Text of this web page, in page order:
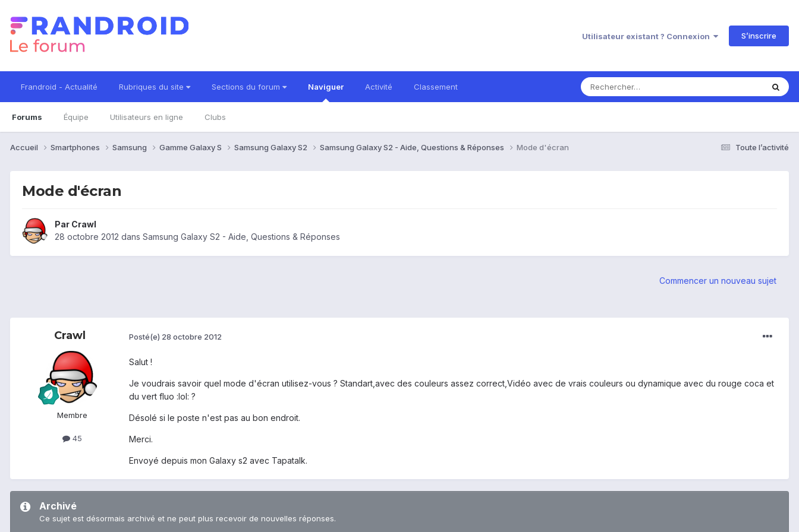
Utilisateur existant ? Connexion S’inscrire
Frandroid - Actualité Rubriques du site Sections du forum Naviguer
Forums Équipe Utilisateurs en ligne Clubs
Activité Classement
Toute l’activité
Accueil Smartphones Samsung Gamme Galaxy S Samsung Galaxy S2 Samsung Galaxy S2 - Aide, Questions & Réponses Mode d'écran
Mode d'écran
Par Crawl
28 octobre 2012 dans Samsung Galaxy S2 - Aide, Questions & Réponses
Commencer un nouveau sujet
Crawl
Membre
45
Posté(e) 28 octobre 2012
Salut !
Je voudrais savoir quel mode d'écran utilisez-vous ? Standart,avec des couleurs assez correct,Vidéo avec de vrais couleurs ou dynamique avec du rouge coca et
du vert fluo :lol: ?
Désolé si le poste n'est pas au bon endroit.
Merci.
Envoyé depuis mon Galaxy s2 avec Tapatalk.
Archivé
Ce sujet est désormais archivé et ne peut plus recevoir de nouvelles réponses.